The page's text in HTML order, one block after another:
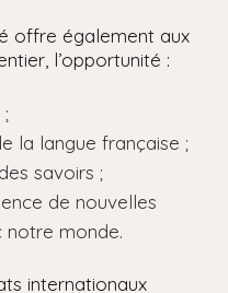
offre également aux
l’opportunité :
la langue française ;
savoirs ;
de nouvelles
notre monde.
internationaux